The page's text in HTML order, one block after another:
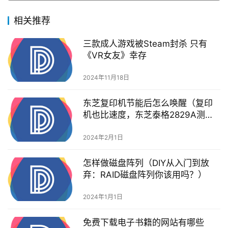
相关推荐
三款成人游戏被Steam封杀 只有
《VR女友》幸存
2024年11月18日
东芝复印机节能后怎么唤醒（复印
机也比速度，东芝泰格2829A测试
2024年2月1日
怎样做磁盘阵列（DIY从入门到放
弃：RAID磁盘阵列你该用吗？）
2024年1月1日
免费下载电子书籍的网站有哪些